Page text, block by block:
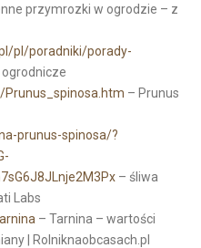
przymrozki w ogrodzie – z
pl/poradniki/porady-
– Prunus
prunus-spinosa/?
– śliwa
Labs
– Tarnina – wartości
| Rolniknaobcasach.pl